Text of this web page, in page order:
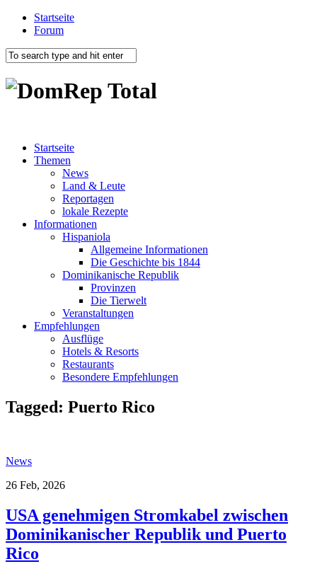
Startseite
Forum
Startseite
Themen
News
Land & Leute
Reportagen
lokale Rezepte
Informationen
Hispaniola
Allgemeine Informationen
Die Geschichte bis 1844
Dominikanische Republik
Provinzen
Die Tierwelt
Veranstaltungen
Empfehlungen
Ausflüge
Hotels & Resorts
Restaurants
Besondere Empfehlungen
Tagged: Puerto Rico
News
26 Feb, 2026
USA genehmigen Stromkabel zwischen
Dominikanischer Republik und Puerto
Rico